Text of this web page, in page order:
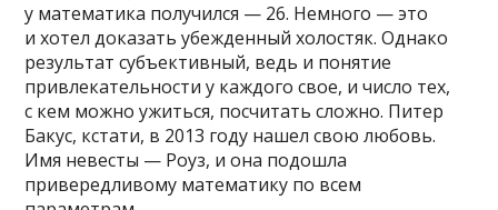
у математика получился — 26. Немного — это
и хотел доказать убежденный холостяк. Однако
результат субъективный, ведь и понятие
привлекательности у каждого свое, и число тех,
с кем можно ужиться, посчитать сложно. Питер
Бакус, кстати, в 2013 году нашел свою любовь.
Имя невесты — Роуз, и она подошла
привередливому математику по всем